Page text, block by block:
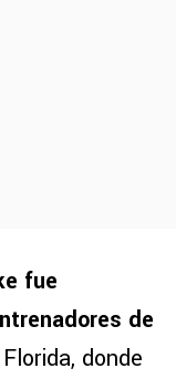
fue
de
donde